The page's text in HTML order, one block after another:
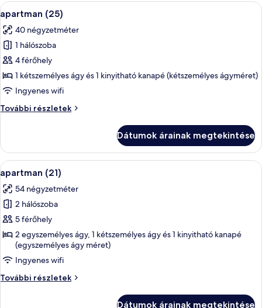
A
következő
szoba
összes
képének
megtekintése:
apartman
Egy modern nappali, amelyben van
13
apartman (25)
40 négyzetméter
1 hálószoba
4 férőhely
1 kétszemélyes ágy és 1 kinyitható kanapé (kétszemélyes ágyméret)
Ingyenes wifi
További részletek
apartman
Dátumok árainak megtekintése
A
következő
szoba
összes
képének
megtekintése:
apartman
(21)
Egy modern konyha, fa
12
apartman (21)
54 négyzetméter
2 hálószoba
5 férőhely
2 egyszemélyes ágy, 1 kétszemélyes ágy és 1 kinyitható kanapé
(egyszemélyes ágy méret)
Ingyenes wifi
További részletek
apartman
Dátumok árainak megtekintése